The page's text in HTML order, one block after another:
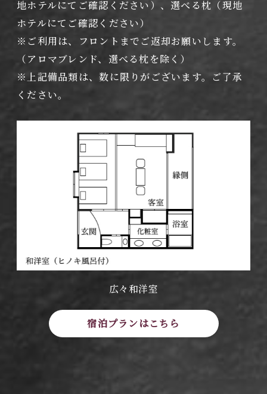
地ホテルにてご確認ください）、選べる枕（現地
ホテルにてご確認ください）
※ご利用は、フロントまでご返却お願いします。
（アロマブレンド、選べる枕を除く）
※上記備品類は、数に限りがございます。ご了承
ください。
広々和洋室
宿泊プランはこちら